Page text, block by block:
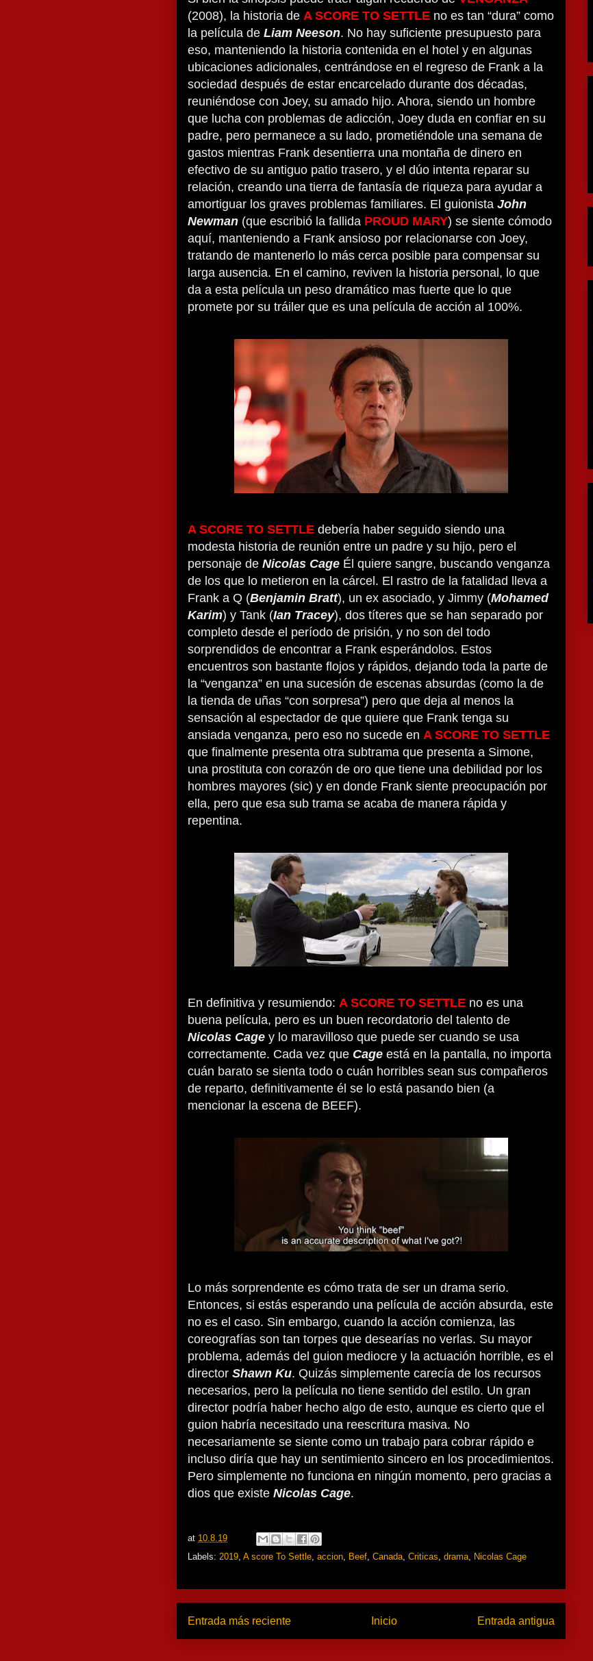
(2008), la historia de A SCORE TO SETTLE no es tan “dura” como
la película de Liam Neeson. No hay suficiente presupuesto para
eso, manteniendo la historia contenida en el hotel y en algunas
ubicaciones adicionales, centrándose en el regreso de Frank a la
sociedad después de estar encarcelado durante dos décadas,
reuniéndose con Joey, su amado hijo. Ahora, siendo un hombre
que lucha con problemas de adicción, Joey duda en confiar en su
padre, pero permanece a su lado, prometiéndole una semana de
gastos mientras Frank desentierra una montaña de dinero en
efectivo de su antiguo patio trasero, y el dúo intenta reparar su
relación, creando una tierra de fantasía de riqueza para ayudar a
amortiguar los graves problemas familiares. El guionista John
Newman (que escribió la fallida PROUD MARY) se siente cómodo
aquí, manteniendo a Frank ansioso por relacionarse con Joey,
tratando de mantenerlo lo más cerca posible para compensar su
larga ausencia. En el camino, reviven la historia personal, lo que
da a esta película un peso dramático mas fuerte que lo que
promete por su tráiler que es una película de acción al 100%.
A SCORE TO SETTLE debería haber seguido siendo una
modesta historia de reunión entre un padre y su hijo, pero el
personaje de Nicolas Cage Él quiere sangre, buscando venganza
de los que lo metieron en la cárcel. El rastro de la fatalidad lleva a
Frank a Q (Benjamin Bratt), un ex asociado, y Jimmy (Mohamed
Karim) y Tank (Ian Tracey), dos títeres que se han separado por
completo desde el período de prisión, y no son del todo
sorprendidos de encontrar a Frank esperándolos. Estos
encuentros son bastante flojos y rápidos, dejando toda la parte de
la “venganza” en una sucesión de escenas absurdas (como la de
la tienda de uñas “con sorpresa”) pero que deja al menos la
sensación al espectador de que quiere que Frank tenga su
ansiada venganza, pero eso no sucede en A SCORE TO SETTLE
que finalmente presenta otra subtrama que presenta a Simone,
una prostituta con corazón de oro que tiene una debilidad por los
hombres mayores (sic) y en donde Frank siente preocupación por
ella, pero que esa sub trama se acaba de manera rápida y
repentina.
En definitiva y resumiendo: A SCORE TO SETTLE no es una
buena película, pero es un buen recordatorio del talento de
Nicolas Cage y lo maravilloso que puede ser cuando se usa
correctamente. Cada vez que Cage está en la pantalla, no importa
cuán barato se sienta todo o cuán horribles sean sus compañeros
de reparto, definitivamente él se lo está pasando bien (a
mencionar la escena de BEEF).
Lo más sorprendente es cómo trata de ser un drama serio.
Entonces, si estás esperando una película de acción absurda, este
no es el caso. Sin embargo, cuando la acción comienza, las
coreografías son tan torpes que desearías no verlas. Su mayor
problema, además del guion mediocre y la actuación horrible, es el
director Shawn Ku. Quizás simplemente carecía de los recursos
necesarios, pero la película no tiene sentido del estilo. Un gran
director podría haber hecho algo de esto, aunque es cierto que el
guion habría necesitado una reescritura masiva. No
necesariamente se siente como un trabajo para cobrar rápido e
incluso diría que hay un sentimiento sincero en los procedimientos.
Pero simplemente no funciona en ningún momento, pero gracias a
dios que existe Nicolas Cage.
at 10.8.19
Labels: 2019, A score To Settle, accion, Beef, Canada, Criticas, drama, Nicolas Cage
Entrada más reciente Entrada antigua
Inicio